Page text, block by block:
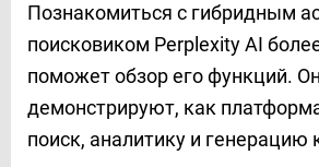
Познакомиться с гибридным
поисковиком Perplexity AI
поможет обзор его функций.
демонстрируют, как
поиск, аналитику и генерацию